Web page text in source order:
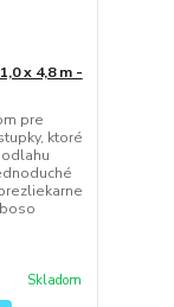
x 4,8 m -
pre
ktoré
Skladom